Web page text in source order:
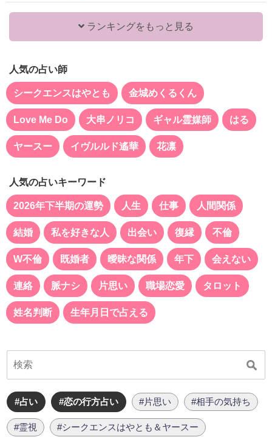
ランキングをもっと見る
人気の占い師
シークエンスはやとも 金城めくるくん
Love Me Do 大串ノリコ ギャル霊媒師 はる
ヤースー イヴルルド遙華 花凛
人気の占いキーワード
2026年下半期の運勢 人生 仕事 人間関係
結婚 私を好きな人 出会い 復縁 不倫
W不倫 既婚者 曖昧な関係 年下 会えない
連絡 脈ナシ 片思い 職場恋愛 タロット
姓名判断 生年月日で占える
#占い #恋の行方占い #片思い #相手の気持ち
#霊視 #シークエンスはやとも＆ヤースー